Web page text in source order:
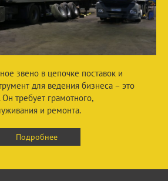
звено в цепочке поставок и
для ведения бизнеса – это
требует грамотного,
и ремонта.
Подробнее